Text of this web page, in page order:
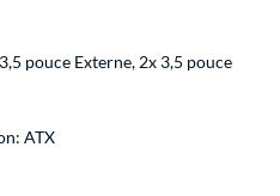
pouce Externe, 2x 3,5 pouce
ATX